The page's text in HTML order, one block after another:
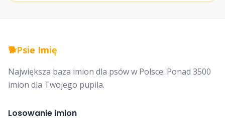
🐕Psie Imię
Największa baza imion dla psów w Polsce. Ponad 3500
imion dla Twojego pupila.
Losowanie imion